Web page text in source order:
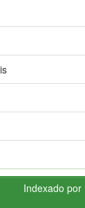
Indexado por